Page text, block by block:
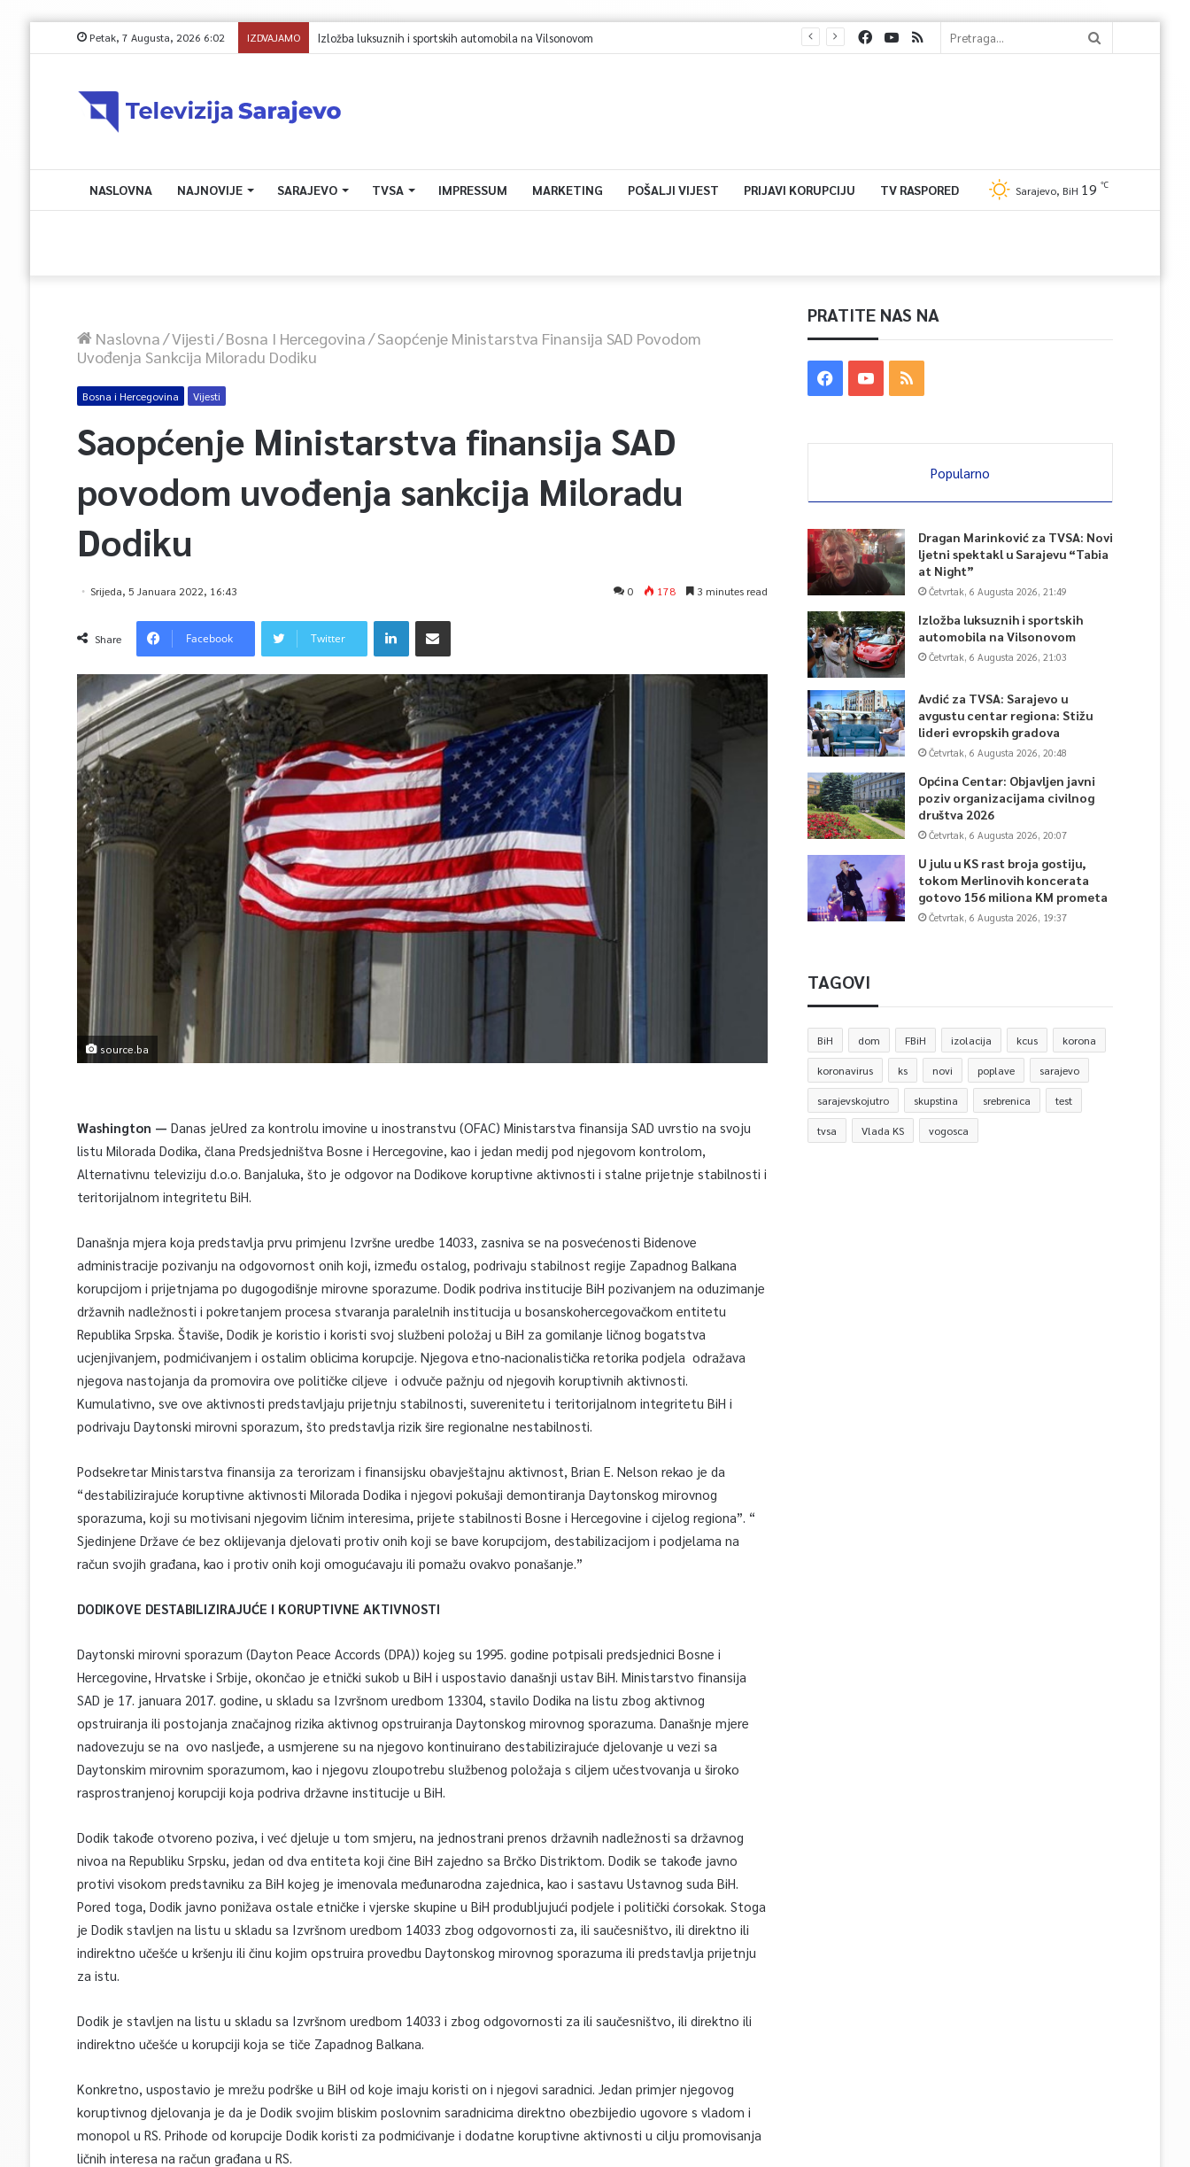
Petak, 7 Augusta, 2026 6:02 IZDVAJAMO Izložba luksuznih i sportskih automobila na Vilsonovom
NASLOVNA NAJNOVIJE SARAJEVO TVSA IMPRESSUM MARKETING POŠALJI VIJEST PRIJAVI KORUPCIJU TV RASPORED Sarajevo, BiH 19 ℃
Naslovna/Vijesti/Bosna I Hercegovina/Saopćenje Ministarstva Finansija SAD Povodom
Uvođenja Sankcija Miloradu Dodiku
Bosna i Hercegovina Vijesti
Saopćenje Ministarstva finansija SAD
povodom uvođenja sankcija Miloradu
Dodiku
Srijeda, 5 Januara 2022, 16:43 0 178 3 minutes read
Share Facebook Twitter
source.ba
Washington — Danas jeUred za kontrolu imovine u inostranstvu (OFAC) Ministarstva finansija SAD uvrstio na svoju
listu Milorada Dodika, člana Predsjedništva Bosne i Hercegovine, kao i jedan medij pod njegovom kontrolom,
Alternativnu televiziju d.o.o. Banjaluka, što je odgovor na Dodikove koruptivne aktivnosti i stalne prijetnje stabilnosti i
teritorijalnom integritetu BiH.
Današnja mjera koja predstavlja prvu primjenu Izvršne uredbe 14033, zasniva se na posvećenosti Bidenove
administracije pozivanju na odgovornost onih koji, između ostalog, podrivaju stabilnost regije Zapadnog Balkana
korupcijom i prijetnjama po dugogodišnje mirovne sporazume. Dodik podriva institucije BiH pozivanjem na oduzimanje
državnih nadležnosti i pokretanjem procesa stvaranja paralelnih institucija u bosanskohercegovačkom entitetu
Republika Srpska. Štaviše, Dodik je koristio i koristi svoj službeni položaj u BiH za gomilanje ličnog bogatstva
ucjenjivanjem, podmićivanjem i ostalim oblicima korupcije. Njegova etno-nacionalistička retorika podjela odražava
njegova nastojanja da promovira ove političke ciljeve i odvuče pažnju od njegovih koruptivnih aktivnosti.
Kumulativno, sve ove aktivnosti predstavljaju prijetnju stabilnosti, suverenitetu i teritorijalnom integritetu BiH i
podrivaju Daytonski mirovni sporazum, što predstavlja rizik šire regionalne nestabilnosti.
Podsekretar Ministarstva finansija za terorizam i finansijsku obavještajnu aktivnost, Brian E. Nelson rekao je da
“destabilizirajuće koruptivne aktivnosti Milorada Dodika i njegovi pokušaji demontiranja Daytonskog mirovnog
sporazuma, koji su motivisani njegovim ličnim interesima, prijete stabilnosti Bosne i Hercegovine i cijelog regiona”. “
Sjedinjene Države će bez oklijevanja djelovati protiv onih koji se bave korupcijom, destabilizacijom i podjelama na
račun svojih građana, kao i protiv onih koji omogućavaju ili pomažu ovakvo ponašanje.”
DODIKOVE DESTABILIZIRAJUĆE I KORUPTIVNE AKTIVNOSTI
Daytonski mirovni sporazum (Dayton Peace Accords (DPA)) kojeg su 1995. godine potpisali predsjednici Bosne i
Hercegovine, Hrvatske i Srbije, okončao je etnički sukob u BiH i uspostavio današnji ustav BiH. Ministarstvo finansija
SAD je 17. januara 2017. godine, u skladu sa Izvršnom uredbom 13304, stavilo Dodika na listu zbog aktivnog
opstruiranja ili postojanja značajnog rizika aktivnog opstruiranja Daytonskog mirovnog sporazuma. Današnje mjere
nadovezuju se na ovo nasljeđe, a usmjerene su na njegovo kontinuirano destabilizirajuće djelovanje u vezi sa
Daytonskim mirovnim sporazumom, kao i njegovu zloupotrebu službenog položaja s ciljem učestvovanja u široko
rasprostranjenoj korupciji koja podriva državne institucije u BiH.
Dodik takođe otvoreno poziva, i već djeluje u tom smjeru, na jednostrani prenos državnih nadležnosti sa državnog
nivoa na Republiku Srpsku, jedan od dva entiteta koji čine BiH zajedno sa Brčko Distriktom. Dodik se takođe javno
protivi visokom predstavniku za BiH kojeg je imenovala međunarodna zajednica, kao i sastavu Ustavnog suda BiH.
Pored toga, Dodik javno ponižava ostale etničke i vjerske skupine u BiH produbljujući podjele i politički ćorsokak. Stoga
je Dodik stavljen na listu u skladu sa Izvršnom uredbom 14033 zbog odgovornosti za, ili saučesništvo, ili direktno ili
indirektno učešće u kršenju ili činu kojim opstruira provedbu Daytonskog mirovnog sporazuma ili predstavlja prijetnju
za istu.
Dodik je stavljen na listu u skladu sa Izvršnom uredbom 14033 i zbog odgovornosti za ili saučesništvo, ili direktno ili
indirektno učešće u korupciji koja se tiče Zapadnog Balkana.
Konkretno, uspostavio je mrežu podrške u BiH od koje imaju koristi on i njegovi saradnici. Jedan primjer njegovog
koruptivnog djelovanja je da je Dodik svojim bliskim poslovnim saradnicima direktno obezbijedio ugovore s vladom i
monopol u RS. Prihode od korupcije Dodik koristi za podmićivanje i dodatne koruptivne aktivnosti u cilju promovisanja
ličnih interesa na račun građana u RS.
PRATITE NAS NA
Popularno
Dragan Marinković za TVSA: Novi
ljetni spektakl u Sarajevu “Tabia
at Night”
Četvrtak, 6 Augusta 2026, 21:49
Izložba luksuznih i sportskih
automobila na Vilsonovom
Četvrtak, 6 Augusta 2026, 21:03
Avdić za TVSA: Sarajevo u
avgustu centar regiona: Stižu
lideri evropskih gradova
Četvrtak, 6 Augusta 2026, 20:48
Općina Centar: Objavljen javni
poziv organizacijama civilnog
društva 2026
Četvrtak, 6 Augusta 2026, 20:07
U julu u KS rast broja gostiju,
tokom Merlinovih koncerata
gotovo 156 miliona KM prometa
Četvrtak, 6 Augusta 2026, 19:37
TAGOVI
BiH dom FBiH izolacija kcus korona
koronavirus ks novi poplave sarajevo
sarajevskojutro skupstina srebrenica test
tvsa Vlada KS vogosca